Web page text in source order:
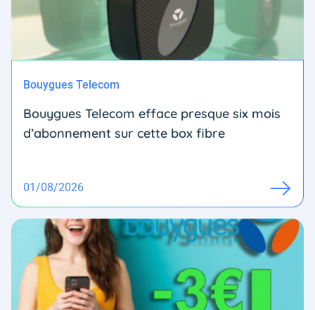
Bouygues Telecom
Bouygues Telecom efface presque six mois
d’abonnement sur cette box fibre
01/08/2026